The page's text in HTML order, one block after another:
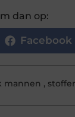
dan op:
Facebook
mannen ,